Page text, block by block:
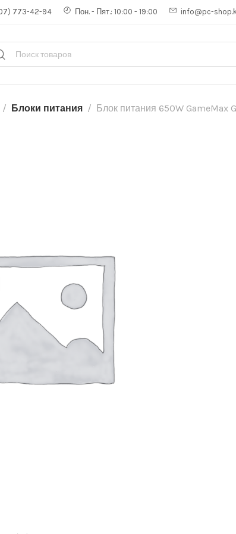
773-42-94 Пон. - Пят.: 10:00 - 19:00 info@pc-
Блоки питания Блок питания 650W GameMax